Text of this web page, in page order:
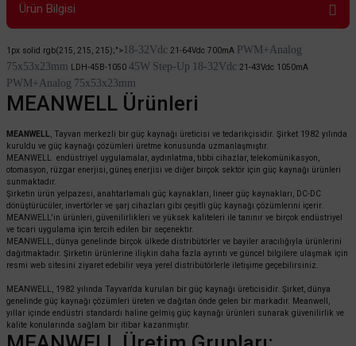
Ürün Bilgisi
1px solid rgb(215, 215, 215);">18-32Vdc 21-64Vdc 700mA PWM+Analog
75x53x23mm LDH-45B-1050 45W Step-Up 18-32Vdc 21-43Vdc 1050mA
PWM+Analog 75x53x23mm
MEANWELL Ürünleri
MEANWELL, Tayvan merkezli bir güç kaynağı üreticisi ve tedarikçisidir. Şirket 1982 yılında
kuruldu ve güç kaynağı çözümleri üretme konusunda uzmanlaşmıştır.
MEANWELL endüstriyel uygulamalar, aydınlatma, tıbbi cihazlar, telekomünikasyon,
otomasyon, rüzgar enerjisi, güneş enerjisi ve diğer birçok sektör için güç kaynağı ürünleri
sunmaktadır.
Şirketin ürün yelpazesi, anahtarlamalı güç kaynakları, lineer güç kaynakları, DC-DC
dönüştürücüler, invertörler ve şarj cihazları gibi çeşitli güç kaynağı çözümlerini içerir.
MEANWELL'in ürünleri, güvenilirlikleri ve yüksek kaliteleri ile tanınır ve birçok endüstriyel
ve ticari uygulama için tercih edilen bir seçenektir.
MEANWELL, dünya genelinde birçok ülkede distribütörler ve bayiler aracılığıyla ürünlerini
dağıtmaktadır. Şirketin ürünlerine ilişkin daha fazla ayrıntı ve güncel bilgilere ulaşmak için
resmi web sitesini ziyaret edebilir veya yerel distribütörlerle iletişime geçebilirsiniz.
MEANWELL, 1982 yılında Tayvan'da kurulan bir güç kaynağı üreticisidir. Şirket, dünya
genelinde güç kaynağı çözümleri üreten ve dağıtan önde gelen bir markadır. Meanwell,
yıllar içinde endüstri standardı haline gelmiş güç kaynağı ürünleri sunarak güvenilirlik ve
kalite konularında sağlam bir itibar kazanmıştır.